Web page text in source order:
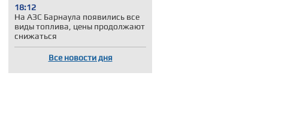
18:12
На АЗС Барнаула появились все
виды топлива, цены продолжают
снижаться
Все новости дня